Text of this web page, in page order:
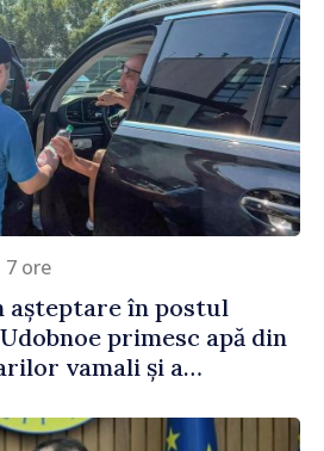
7 ore
așteptare în postul
primesc apă din
vamali și a